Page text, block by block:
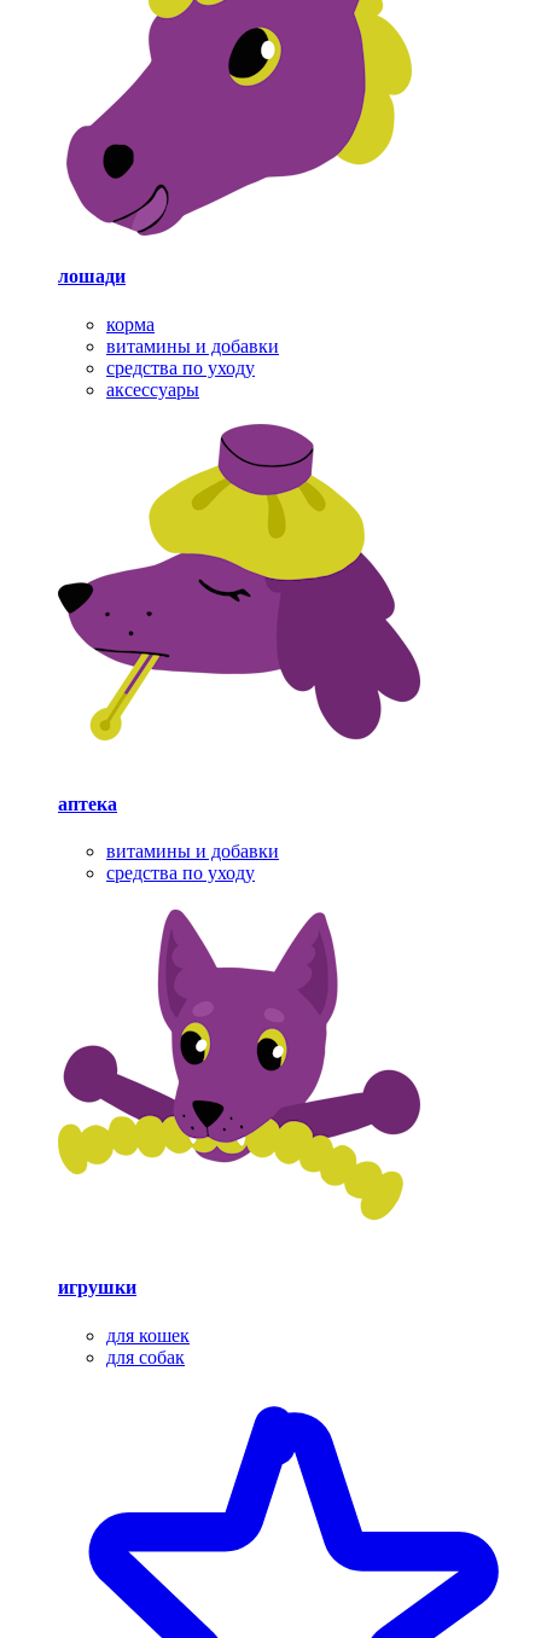
лошади
корма
витамины и добавки
средства по уходу
аксессуары
аптека
витамины и добавки
средства по уходу
игрушки
для кошек
для собак